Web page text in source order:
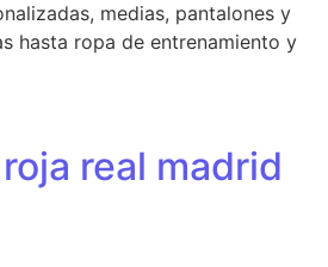
medias, pantalones y
hasta ropa de entrenamiento y
real madrid